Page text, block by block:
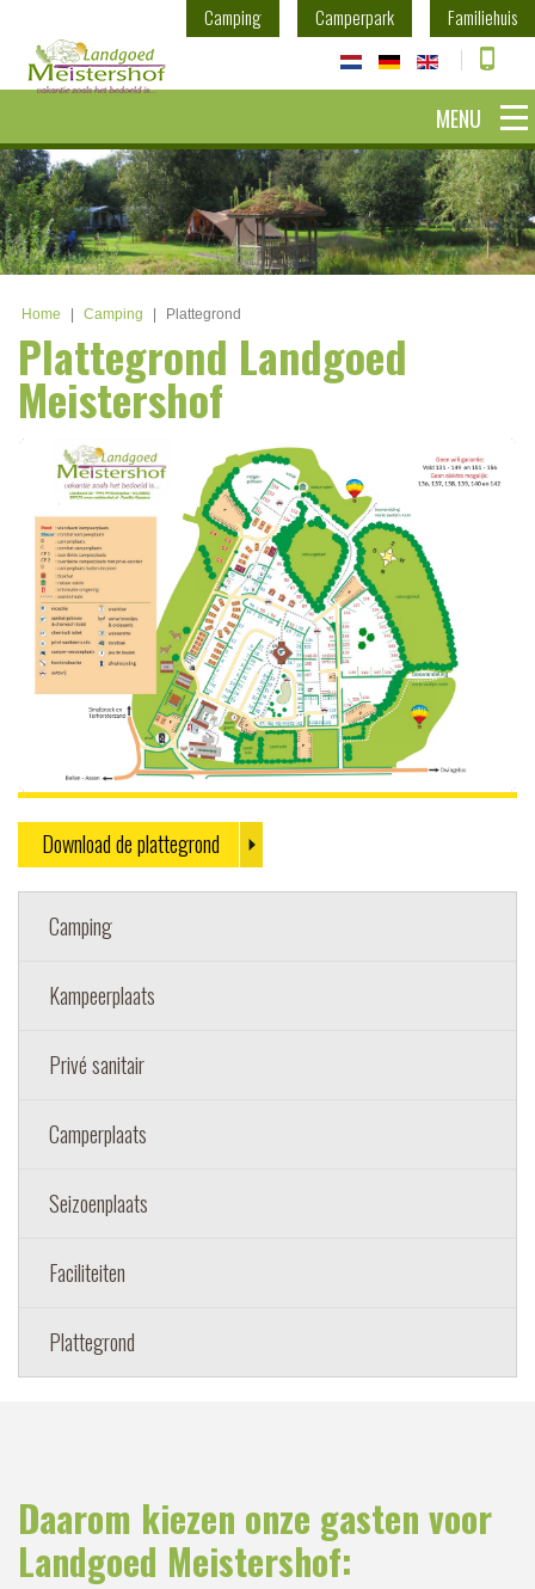
Camping Camperpark Familiehuis
MENU
Home Camping Plattegrond
Plattegrond Landgoed
Meistershof
Download de plattegrond
Camping
Kampeerplaats
Privé sanitair
Camperplaats
Seizoenplaats
Faciliteiten
Plattegrond
Daarom kiezen onze gasten voor
Landgoed Meistershof: